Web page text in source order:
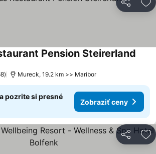
Zdieľať
Pension Steirerland
Mureck, 19.2 km >> Maribor
pozrite si presné
Zobraziť ceny
Zdieľať